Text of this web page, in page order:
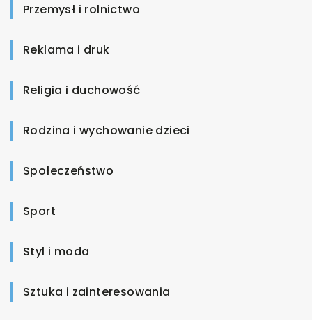
Przemysł i rolnictwo
Reklama i druk
Religia i duchowość
Rodzina i wychowanie dzieci
Społeczeństwo
Sport
Styl i moda
Sztuka i zainteresowania